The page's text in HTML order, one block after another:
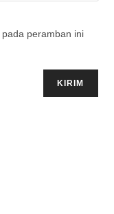
peramban ini